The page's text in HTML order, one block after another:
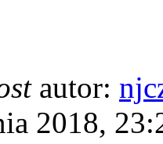
autor:
2018,